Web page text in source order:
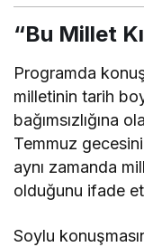
“Bu Millet
Programda
milletinin tarih
bağımsızlığına
Temmuz
aynı zamanda
olduğunu ifade
Soylu